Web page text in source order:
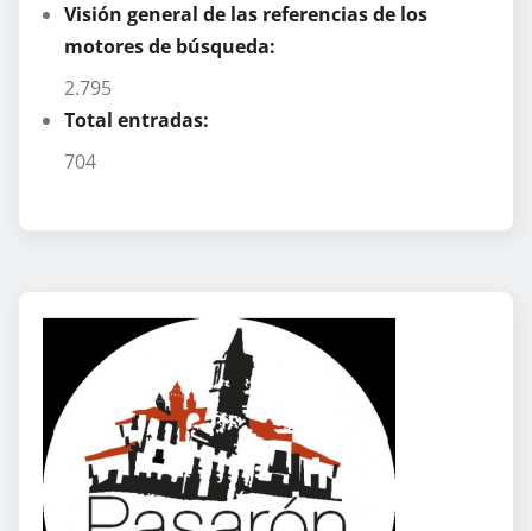
Visión general de las referencias de los
motores de búsqueda:
2.795
Total entradas:
704